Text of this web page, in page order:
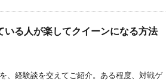
いる人が楽してクイーンになる方法
、経験談を交えてご紹介。ある程度、対戦ゲ